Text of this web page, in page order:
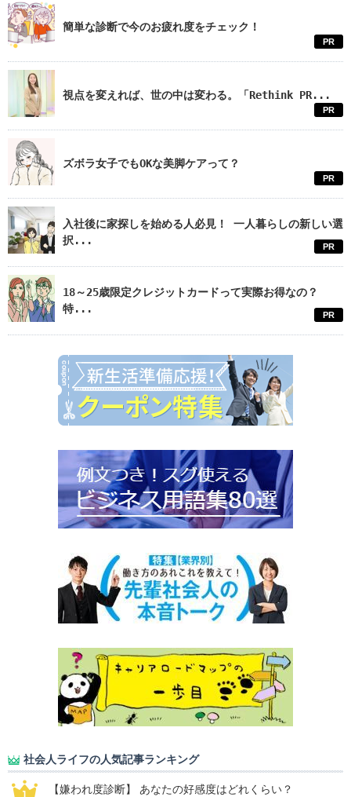
簡単な診断で今のお疲れ度をチェック！
PR
視点を変えれば、世の中は変わる。「Rethink PR...
PR
ズボラ女子でもOKな美脚ケアって？
PR
入社後に家探しを始める人必見！ 一人暮らしの新しい選
択...
PR
18～25歳限定クレジットカードって実際お得なの？
特...
PR
社会人ライフの人気記事ランキング
【嫌われ度診断】 あなたの好感度はどれくらい？